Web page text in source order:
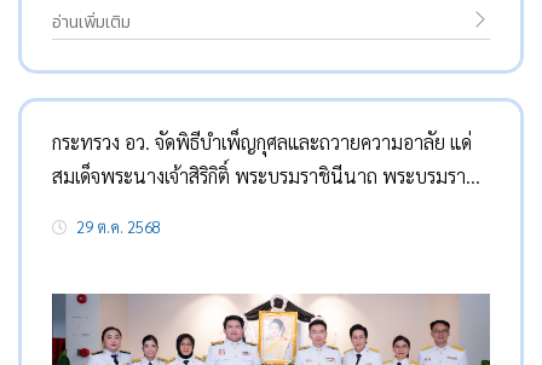
อ่านเพิ่มเติม
กระทรวง อว. จัดพิธีบำเพ็ญกุศลและถวายความอาลัย แด่
สมเด็จพระนางเจ้าสิริกิติ์ พระบรมราชินีนาถ พระบรมราช
29 ต.ค. 2568